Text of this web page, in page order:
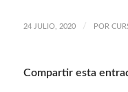
24 JULIO, 2020 / POR
Compartir esta